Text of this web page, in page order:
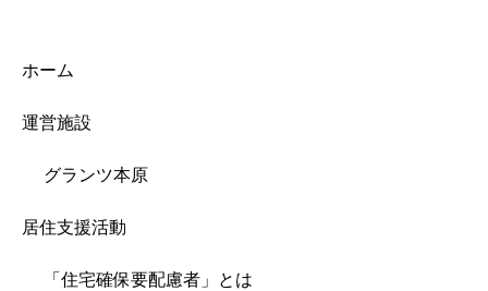
ホーム
運営施設
グランツ本原
居住支援活動
「住宅確保要配慮者」とは